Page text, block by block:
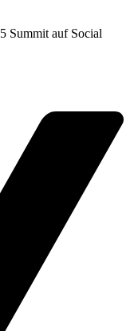
Summit auf Social